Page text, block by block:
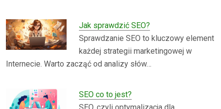
Jak sprawdzić SEO?
Sprawdzanie SEO to kluczowy element
każdej strategii marketingowej w
Internecie. Warto zacząć od analizy słów…
SEO co to jest?